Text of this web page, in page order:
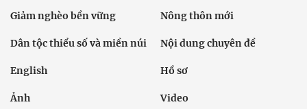
Giảm nghèo bền vững Nông thôn mới
Dân tộc thiểu số và miền núi Nội dung chuyên đề
English Hồ sơ
Ảnh Video